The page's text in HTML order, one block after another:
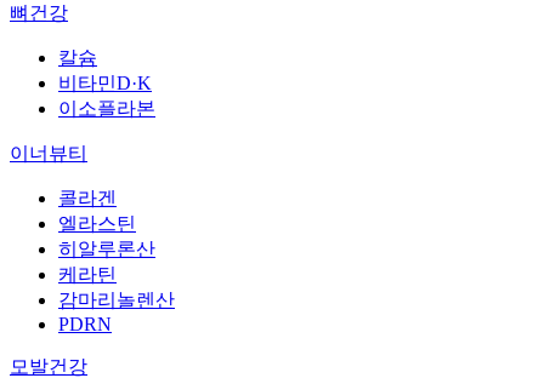
뼈건강
칼슘
비타민D·K
이소플라본
이너뷰티
콜라겐
엘라스틴
히알루론산
케라틴
감마리놀렌산
PDRN
모발건강